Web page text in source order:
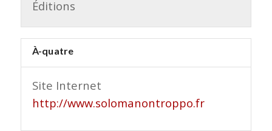
Éditions
À-quatre
Site Internet
http://www.solomanontroppo.fr